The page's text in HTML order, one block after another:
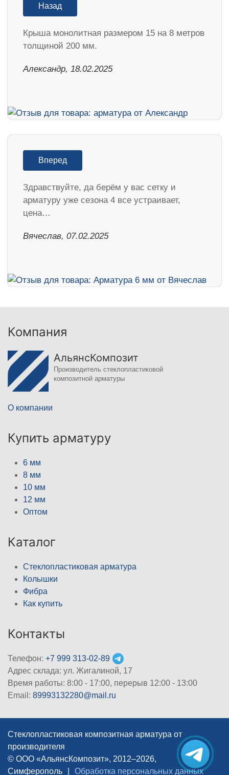
Назад
Крыша монолитная размером 15 на 8 метров
толщиной 200 мм.
Александр, 18.02.2025
Вперед
Здравствуйте, да берём у вас сетку и
арматуру уже сезона 4 все устраивает,
цена…
Вячеслав, 07.02.2025
Компания
АльянсКомпозит
Производитель стеклопластиковой
композитной арматуры
О компании
Купить арматуру
6 мм
8 мм
10 мм
12 мм
Оптом
Каталог
Стеклопластиковая арматура
Колышки
Фибра
Как купить
Контакты
Телефон: +7 999 313-02-89
Адрес склада: ул. Жигалиной, 17
Время работы: 8:00 - 17:00, перерыв 12:00 - 13:00
Email: 89993132280@mail.ru
Стеклопластиковая композитная арматура от
производителя
© ООО «АльянсКомпозит», 2012–2026,
Симферополь
Обработка персональных данных